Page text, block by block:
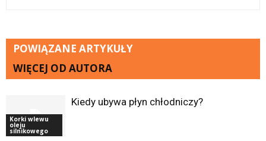
POWIĄZANE ARTYKUŁY
WIĘCEJ OD AUTORA
Korki wlewu
oleju
silnikowego
Kiedy ubywa płyn chłodniczy?